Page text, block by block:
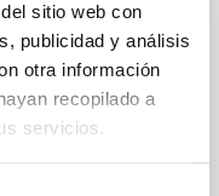
sitio web con
publicidad y análisis
otra información
recopilado a
servicios.
sus
red de fibra
(IAC) ha